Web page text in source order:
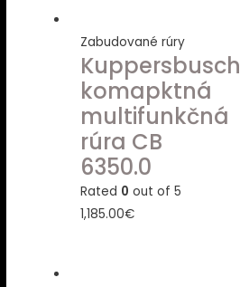
Zabudované rúry
Kuppersbusch
komapktná
multifunkčná
rúra CB
6350.0
Rated 0 out of 5
1,185.00€